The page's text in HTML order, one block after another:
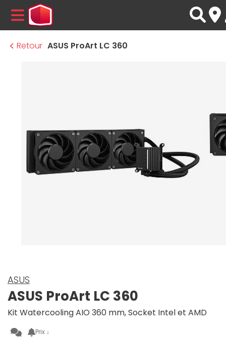
MENU
Retour ASUS ProArt LC 360
ASUS
ASUS ProArt LC 360
Kit Watercooling AIO 360 mm, Socket Intel et AMD
Prix ↓